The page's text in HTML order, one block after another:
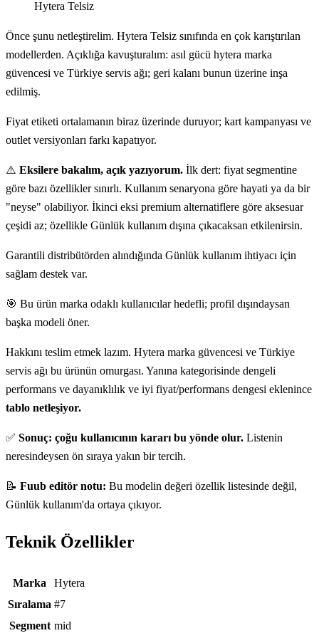
Hytera Telsiz
Önce şunu netleştirelim. Hytera Telsiz sınıfında en çok karıştırılan
modellerden. Açıklığa kavuşturalım: asıl gücü hytera marka
güvencesi ve Türkiye servis ağı; geri kalanı bunun üzerine inşa
edilmiş.
Fiyat etiketi ortalamanın biraz üzerinde duruyor; kart kampanyası ve
outlet versiyonları farkı kapatıyor.
⚠️ Eksilere bakalım, açık yazıyorum. İlk dert: fiyat segmentine
göre bazı özellikler sınırlı. Kullanım senaryona göre hayati ya da bir
"neyse" olabiliyor. İkinci eksi premium alternatiflere göre aksesuar
çeşidi az; özellikle Günlük kullanım dışına çıkacaksan etkilenirsin.
Garantili distribütörden alındığında Günlük kullanım ihtiyacı için
sağlam destek var.
🎯 Bu ürün marka odaklı kullanıcılar hedefli; profil dışındaysan
başka modeli öner.
Hakkını teslim etmek lazım. Hytera marka güvencesi ve Türkiye
servis ağı bu ürünün omurgası. Yanına kategorisinde dengeli
performans ve dayanıklılık ve iyi fiyat/performans dengesi eklenince
tablo netleşiyor.
✅ Sonuç: çoğu kullanıcının kararı bu yönde olur. Listenin
neresindeysen ön sıraya yakın bir tercih.
📝 Fuub editör notu: Bu modelin değeri özellik listesinde değil,
Günlük kullanım'da ortaya çıkıyor.
Teknik Özellikler
Teknik özellikler
Marka
Hytera
Sıralama #7
Segment mid